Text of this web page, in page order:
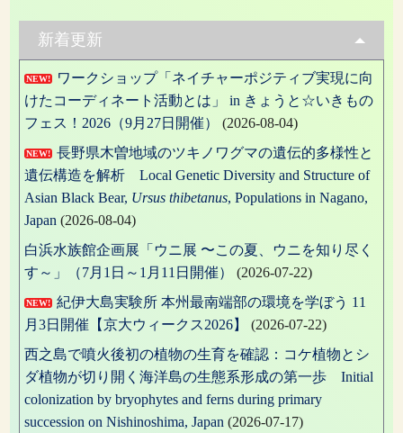
ー
シ
ョ
ン
新着更新
NEW!
ワークショップ「ネイチャーポジティブ実現に向
けたコーディネート活動とは」 in きょうと☆いきもの
フェス！2026（9月27日開催）
(2026-08-04)
NEW!
長野県木曽地域のツキノワグマの遺伝的多様性と
遺伝構造を解析 Local Genetic Diversity and Structure of
Asian Black Bear, Ursus thibetanus, Populations in Nagano,
Japan (2026-08-04)
白浜水族館企画展「ウニ展 〜この夏、ウニを知り尽く
す～」（7月1日～1月11日開催）
(2026-07-22)
NEW!
紀伊大島実験所 本州最南端部の環境を学ぼう 11
月3日開催【京大ウィークス2026】
(2026-07-22)
西之島で噴火後初の植物の生育を確認：コケ植物とシ
ダ植物が切り開く海洋島の生態系形成の第一歩 Initial
colonization by bryophytes and ferns during primary
succession on Nishinoshima, Japan (2026-07-17)